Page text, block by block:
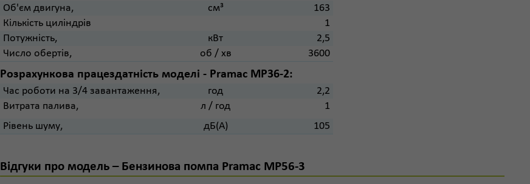
Об'єм двигуна,
см³
163
Кількість циліндрів
1
Потужність,
кВт
2,5
Число обертів,
об / хв 3600
Розрахункова працездатність моделі - Pramac MP36-2:
Час роботи на 3/4 завантаження, год
2,2
Витрата палива,
л / год
1
Рівень шуму,
дБ(А) 105
Відгуки про модель – Бензинова помпа Pramac MP56-3